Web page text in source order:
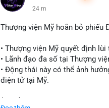
24 m
Thượng viện Mỹ hoãn bỏ phiếu
• Thượng viện Mỹ quyết định
• Lãnh đạo đa số tại Thượng
• Động thái này có thể ảnh
điện tử tại Mỹ.